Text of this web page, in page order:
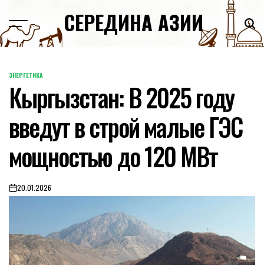
content
СЕРЕДИНА АЗИИ
POSTED
IN
ЭНЕРГЕТИКА
Кыргызстан: В 2025 году
введут в строй малые ГЭС
мощностью до 120 МВт
on20.01.2026